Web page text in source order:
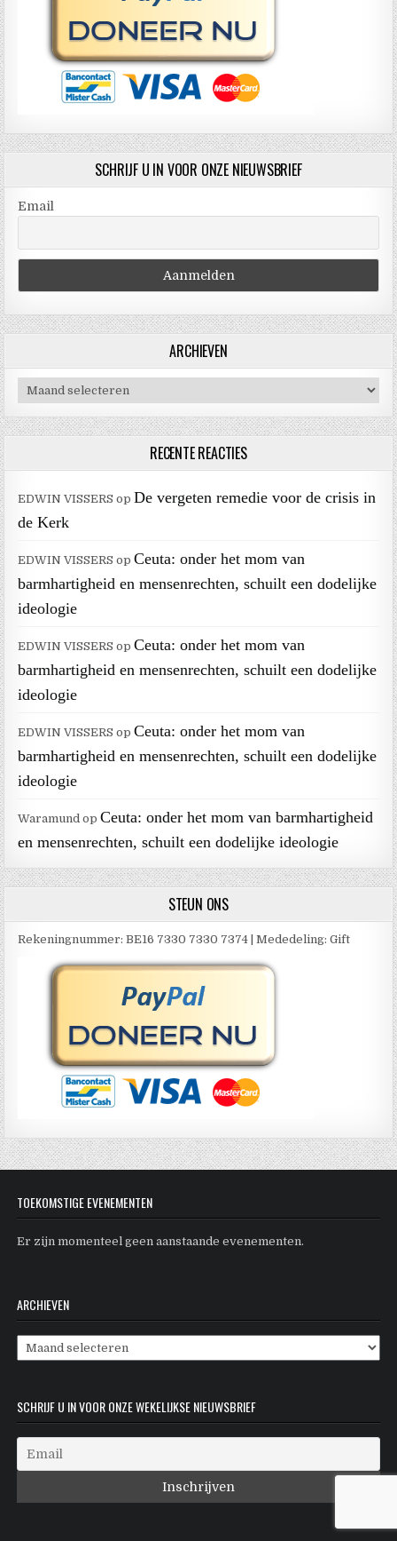
SCHRIJF U IN VOOR ONZE NIEUWSBRIEF
Email
ARCHIEVEN
Archieven
RECENTE REACTIES
EDWIN VISSERS op De vergeten remedie voor de crisis in
de Kerk
EDWIN VISSERS opCeuta: onder het mom van
barmhartigheid en mensenrechten, schuilt een dodelijke
ideologie
EDWIN VISSERS opCeuta: onder het mom van
barmhartigheid en mensenrechten, schuilt een dodelijke
ideologie
EDWIN VISSERS opCeuta: onder het mom van
barmhartigheid en mensenrechten, schuilt een dodelijke
ideologie
Waramund opCeuta: onder het mom van barmhartigheid
en mensenrechten, schuilt een dodelijke ideologie
STEUN ONS
Rekeningnummer: BE16 7330 7330 7374 | Mededeling: Gift
TOEKOMSTIGE EVENEMENTEN
Er zijn momenteel geen aanstaande evenementen.
ARCHIEVEN
Archieven
SCHRIJF U IN VOOR ONZE WEKELIJKSE NIEUWSBRIEF